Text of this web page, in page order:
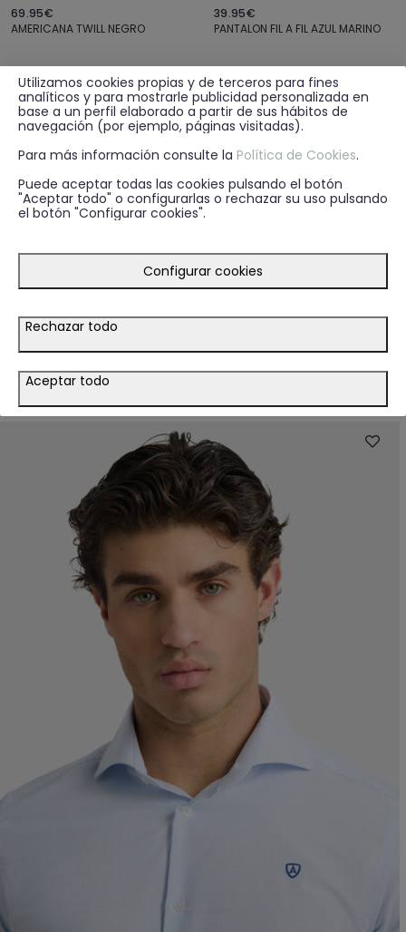
69.95€
AMERICANA TWILL NEGRO
39.95€
PANTALON FIL A FIL AZUL MARINO
39.95€
PANTALON MONACO DIPLO AZUL MARINO
19.95€
CORBATA JACQUARD MF AZUL MARINO
Utilizamos cookies propias y de terceros para fines
analíticos y para mostrarle publicidad personalizada en
base a un perfil elaborado a partir de sus hábitos de
navegación (por ejemplo, páginas visitadas).
Para más información consulte la Política de Cookies.
Puede aceptar todas las cookies pulsando el botón
"Aceptar todo" o configurarlas o rechazar su uso pulsando
el botón "Configurar cookies".
Configurar cookies
Rechazar todo
Aceptar todo